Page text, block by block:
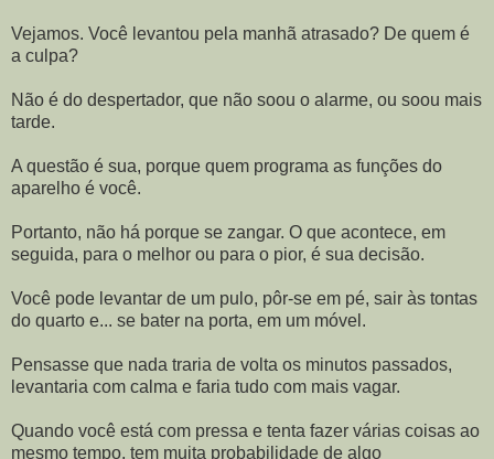
Vejamos. Você levantou pela manhã atrasado? De quem é
a culpa?
Não é do despertador, que não soou o alarme, ou soou mais
tarde.
A questão é sua, porque quem programa as funções do
aparelho é você.
Portanto, não há porque se zangar. O que acontece, em
seguida, para o melhor ou para o pior, é sua decisão.
Você pode levantar de um pulo, pôr-se em pé, sair às tontas
do quarto e... se bater na porta, em um móvel.
Pensasse que nada traria de volta os minutos passados,
levantaria com calma e faria tudo com mais vagar.
Quando você está com pressa e tenta fazer várias coisas ao
mesmo tempo, tem muita probabilidade de algo